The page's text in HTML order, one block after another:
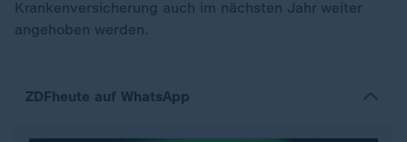
Krankenversicherung auch im nächsten Jahr weiter
angehoben werden.
ZDFheute auf WhatsApp